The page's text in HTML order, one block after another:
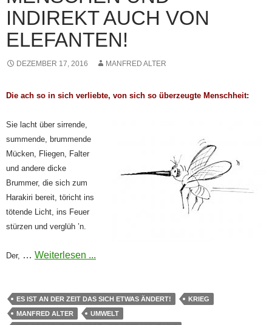
INDIREKT AUCH VON
ELEFANTEN!
DEZEMBER 17, 2016 MANFRED ALTER
Die ach so in sich verliebte, von sich so überzeugte Menschheit:
Sie lacht über sirrende,
summende, brummende
Mücken, Fliegen, Falter
und andere dicke
Brummer, die sich zum
Harakiri bereit, töricht ins
tötende Licht, ins Feuer
stürzen und verglüh ’n.
Der, … Weiterlesen ...
ES IST AN DER ZEIT DAS SICH ETWAS ÄNDERT!
KRIEG
MANFRED ALTER
UMWELT